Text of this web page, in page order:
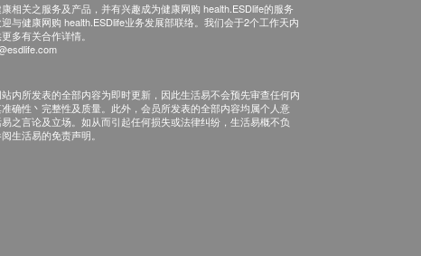
相关之服务及产品，并有兴趣成为健康网购 health.ESDlife的服务
与健康网购 health.ESDlife业务发展部联络。我们会于2个工作天内
多有关合作详情。
内所发表的全部内容为即时更新，因此生活易不会预先审查任何内
确性丶完整性及质量。此外，会员所发表的全部内容均属个人意
之言论及立场。如从而引起任何损失或法律纠纷，生活易概不负
生活易的免责声明。